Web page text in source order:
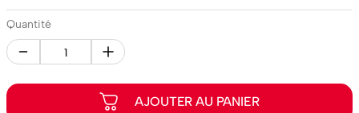
Quantité